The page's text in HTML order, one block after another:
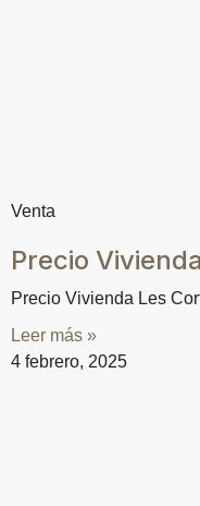
Venta
Precio
Precio Vivienda Les
Leer más »
4 febrero, 2025